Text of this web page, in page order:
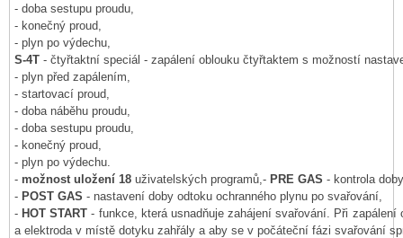
- doba sestupu proudu,
- konečný proud,
- plyn po výdechu,
S-4T - čtyřtaktní speciál - zapálení oblouku čtyřtaktem s možností
- plyn před zapálením,
- startovací proud,
- doba náběhu proudu,
- doba sestupu proudu,
- konečný proud,
- plyn po výdechu.
- možnost uložení 18 uživatelských programů, - PRE GAS - kontrola
- POST GAS - nastavení doby odtoku ochranného plynu po svařování,
-HOT START- funkce, která usnadňuje zahájení svařování. Při
a elektroda v místě dotyku zahřály a aby se v počáteční fázi svařování